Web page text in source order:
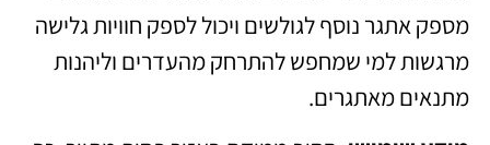
מספק אתגר נוסף לגולשים ויכול לספק חוויות גלישה
מרגשות למי שמחפש להתרחק מהעדרים וליהנות
מתנאים מאתגרים.